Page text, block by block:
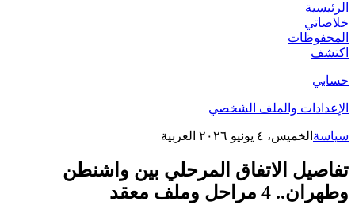
الرئيسية
خلاصاتي
المحفوظات
اكتشف
حسابي
الإعدادات والملف الشخصي
سياسة الخميس، ٤ يونيو ٢٠٢٦ العربية
تفاصيل الاتفاق المرحلي بين واشنطن
وطهران.. 4 مراحل وملف معقد